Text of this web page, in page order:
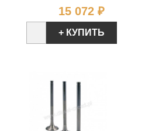
15 072 ₽Цена
+ КУПИТЬ